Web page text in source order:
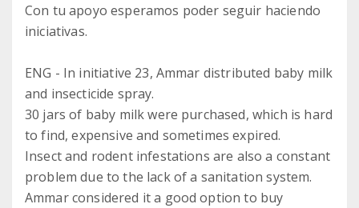
Con tu apoyo esperamos poder seguir haciendo
iniciativas.
ENG - In initiative 23, Ammar distributed baby milk
and insecticide spray.
30 jars of baby milk were purchased, which is hard
to find, expensive and sometimes expired.
Insect and rodent infestations are also a constant
problem due to the lack of a sanitation system.
Ammar considered it a good option to buy